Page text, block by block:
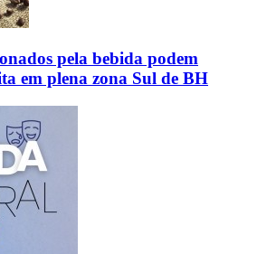
pela bebida podem
em plena zona Sul de BH